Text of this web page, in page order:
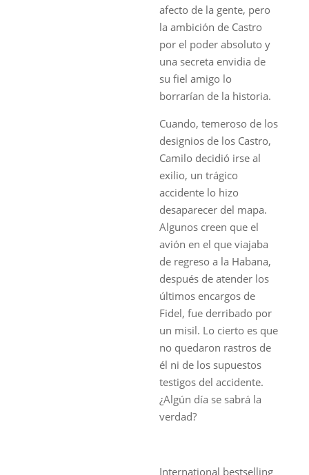
afecto de la gente, pero
la ambición de Castro
por el poder absoluto y
una secreta envidia de
su fiel amigo lo
borrarían de la historia.
Cuando, temeroso de los
designios de los Castro,
Camilo decidió irse al
exilio, un trágico
accidente lo hizo
desaparecer del mapa.
Algunos creen que el
avión en el que viajaba
de regreso a la Habana,
después de atender los
últimos encargos de
Fidel, fue derribado por
un misil. Lo cierto es que
no quedaron rastros de
él ni de los supuestos
testigos del accidente.
¿Algún día se sabrá la
verdad?
International bestselling